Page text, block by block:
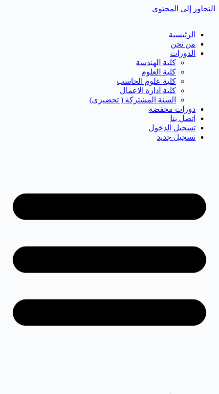
التجاوز إلى المحتوى
الرئيسية
من نحن
الدورات
كلية الهندسة
كلية العلوم
كلية علوم الحاسب
كلية ادارة الاعمال
السنة المشتركة ( تحضيرى)
دورات مخفضة
اتصل بنا
تسجيل الدخول
تسجيل جديد